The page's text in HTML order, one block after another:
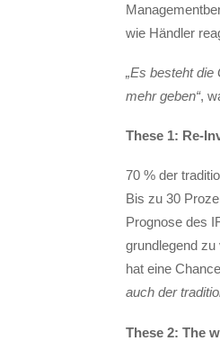
wie Händler
„Es besteht
mehr geben“,
These 1: Re-
70 % der
Bis zu 30
Prognose des
grundlegend zu
hat eine
auch der
These 2: The